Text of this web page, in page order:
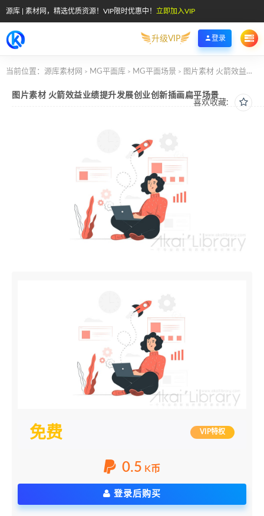
源库 | 素材网，精选优质资源！VIP限时优惠中！ 立即加入VIP
升级VIP 登录
当前位置： 源库素材网 > MG平面库 > MG平面场景 > 图片素材 火箭效益业绩提升发展创业创新插画扁平场景
喜欢收藏:
图片素材 火箭效益业绩提升发展创业创新插画扁平场景
免费 VIP特权
0.5 K币
登录后购买